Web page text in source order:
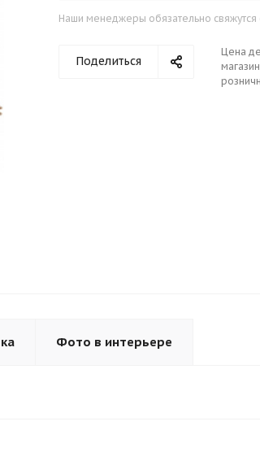
Наши менеджеры обязательно свяжутся
Поделиться
Цена
Фото в интерьере